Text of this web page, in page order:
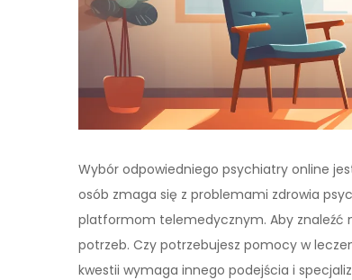
Wybór odpowiedniego psychiatry online
osób zmaga się z problemami zdrowia
platformom telemedycznym. Aby znaleźć
potrzeb. Czy potrzebujesz pomocy w
kwestii wymaga innego podejścia i